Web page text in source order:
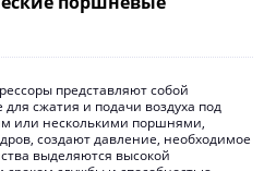
представляют собой
сжатия и подачи воздуха под
или несколькими поршнями,
создают давление, необходимое
выделяются высокой